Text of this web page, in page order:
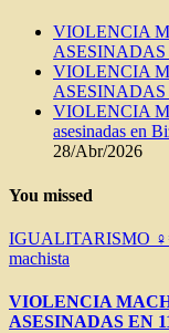
VIOLENCIA
ASESINADAS
VIOLENCIA
VIOLENCIA
asesinadas en
28/Abr/2026
You missed
IGUALITARISMO
machista
VIOLENCIA
ASESINADAS EN